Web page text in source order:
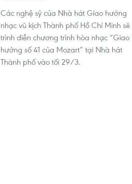
Các nghệ sỹ của Nhà hát Giao hưởng
nhạc vũ kịch Thành phố Hồ Chí Minh sẽ
trình diễn chương trình hòa nhạc “Giao
hưởng số 41 của Mozart” tại Nhà hát
Thành phố vào tối 29/3.